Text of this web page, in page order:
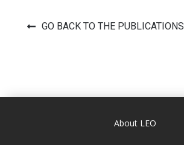
GO BACK TO THE PUBLICATIONS
About LEO